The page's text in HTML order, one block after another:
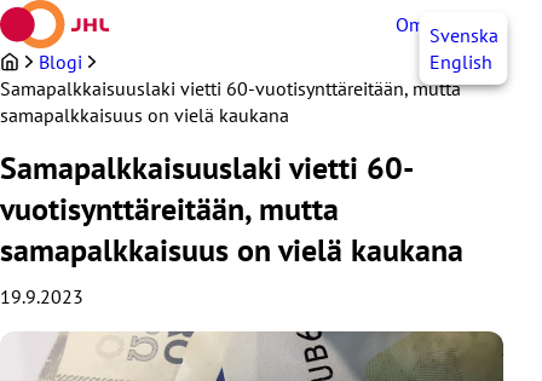
Siirry
sisältöön
OmaJHLSvenska
English
Blogi
Samapalkkaisuuslaki vietti 60-vuotisynttäreitään, mutta
samapalkkaisuus on vielä kaukana
Samapalkkaisuuslaki vietti 60-
vuotisynttäreitään, mutta
samapalkkaisuus on vielä kaukana
19.9.2023